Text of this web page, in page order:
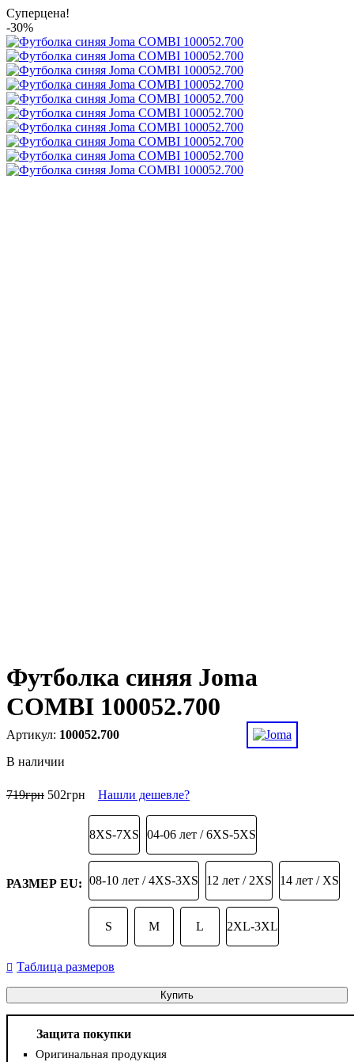
Суперцена!
-30%
Футболка синяя Joma
COMBI 100052.700
100052.700
В наличии
719грн 502грн Нашли дешевле?
РАЗМЕР EU:
8XS-7XS 04-06 лет / 6XS-5XS
08-10 лет / 4XS-3XS 12 лет / 2XS 14 лет / XS
S M L 2XL-3XL
Таблица размеров
Купить
Защита покупки
Оригинальная продукция